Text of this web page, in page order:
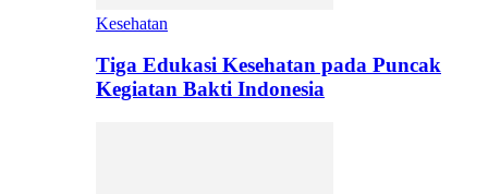
Kesehatan
Tiga Edukasi Kesehatan pada Puncak
Kegiatan Bakti Indonesia